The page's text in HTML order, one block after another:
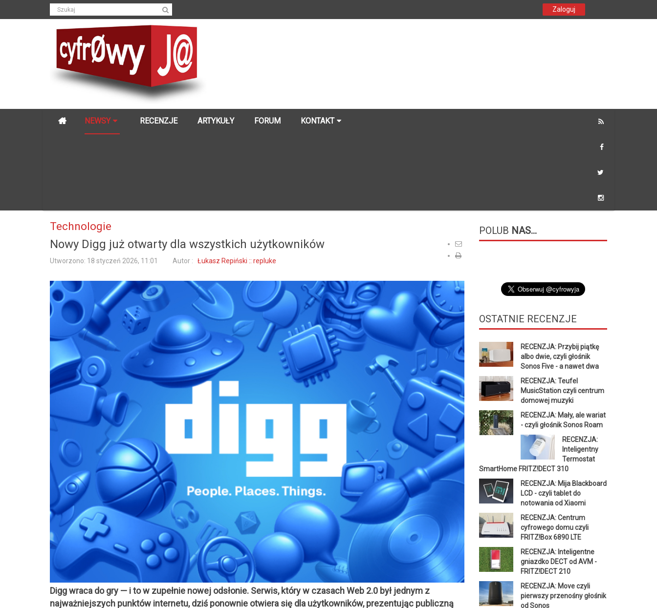
Zaloguj
NEWSY RECENZJE ARTYKUŁY FORUM KONTAKT
Technologie
Nowy Digg już otwarty dla wszystkich użytkowników
Utworzono: 18 styczeń 2026, 11:01 Autor : Łukasz Repiński :: repluke
Digg wraca do gry — i to w zupełnie nowej odsłonie. Serwis, który w czasach Web 2.0 był jednym z
najważniejszych punktów internetu, dziś ponownie otwiera się dla użytkowników, prezentując publiczną
POLUB NAS...
OSTATNIE RECENZJE
RECENZJA: Przybij piątkę
albo dwie, czyli głośnik
Sonos Five - a nawet dwa
RECENZJA: Teufel
MusicStation czyli centrum
domowej muzyki
RECENZJA: Mały, ale wariat
- czyli głośnik Sonos Roam
RECENZJA:
Inteligentny
Termostat
SmartHome FRITZ!DECT 310
RECENZJA: Mija Blackboard
LCD - czyli tablet do
notowania od Xiaomi
RECENZJA: Centrum
cyfrowego domu czyli
FRITZ!Box 6890 LTE
RECENZJA: Inteligentne
gniazdko DECT od AVM -
FRITZ!DECT 210
RECENZJA: Move czyli
pierwszy przenośny głośnik
od Sonos